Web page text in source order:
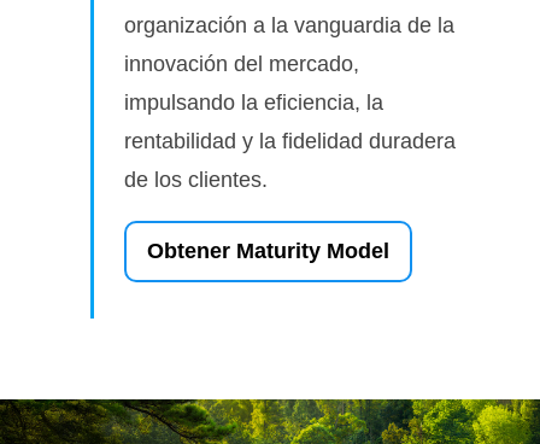
organización a la vanguardia de la
innovación del mercado,
impulsando la eficiencia, la
rentabilidad y la fidelidad duradera
de los clientes.
Obtener Maturity Model